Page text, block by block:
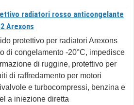
radiatori rosso anticongelante
Arexons
protettivo per radiatori Arexons
di congelamento -20°C, impedisce
di ruggine, protettivo per
di raffredamento per motori
e turbocompressi, benzina e
a iniezione diretta